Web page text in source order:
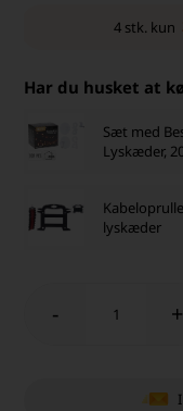
4 stk. kun
Har du husket at
Sæt med
Lyskæder,
lyskæder
- +